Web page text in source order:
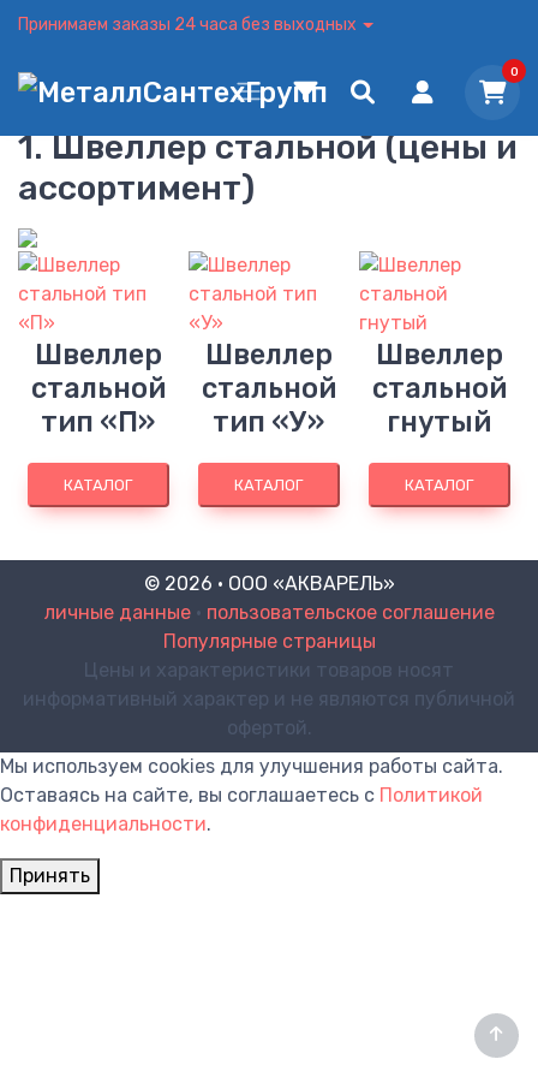
Принимаем заказы 24 часа без выходных
0
1. Швеллер стальной (цены и
ассортимент)
Швеллер
стальной
тип «П»
КАТАЛОГ
Швеллер
стальной
тип «У»
КАТАЛОГ
Швеллер
стальной
гнутый
КАТАЛОГ
© 2026 · ООО «АКВАРЕЛЬ»
личные данные• пользовательское соглашение
Популярные страницы
Цены и характеристики товаров носят
информативный характер и не являются публичной
офертой.
Мы используем cookies для улучшения работы сайта.
Оставаясь на сайте, вы соглашаетесь с Политикой
конфиденциальности.
Принять